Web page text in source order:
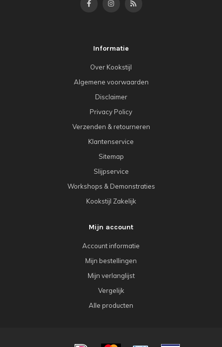
Informatie
Over Kookstijl
Algemene voorwaarden
Disclaimer
Privacy Policy
Verzenden & retourneren
Klantenservice
Sitemap
Slijpservice
Workshops & Demonstraties
Kookstijl Zakelijk
Mijn account
Account informatie
Mijn bestellingen
Mijn verlanglijst
Vergelijk
Alle producten